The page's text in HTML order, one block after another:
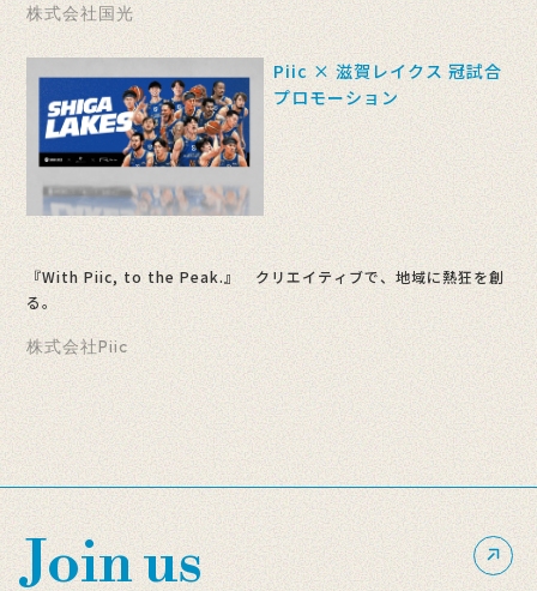
株式会社国光
Piic × 滋賀レイクス 冠試合
プロモーション
『With Piic, to the Peak.』 クリエイティブで、地域に熱狂を創
る。
株式会社Piic
Join us